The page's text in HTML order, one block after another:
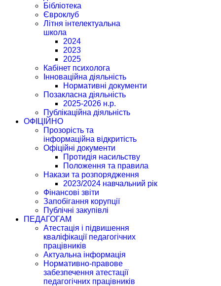
Бібліотека
Євроклуб
Літня інтелектуальна
школа
2024
2023
2025
Кабінет психолога
Інноваційна діяльність
Нормативні документи
Позакласна діяльність
2025-2026 н.р.
Публікаційна діяльність
ОФІЦІЙНО
Прозорість та
інформаційна відкритість
Офіційні документи
Протидія насильству
Положення та правила
Накази та розпорядження
2023/2024 навчальний рік
Фінансові звіти
Запобігання корупції
Публічні закупівлі
ПЕДАГОГАМ
Атестація і підвишення
кваліфікації педагогічних
працівників
Актуальна інформація
Нормативно-правове
забезпечення атестації
педагогічних працівників